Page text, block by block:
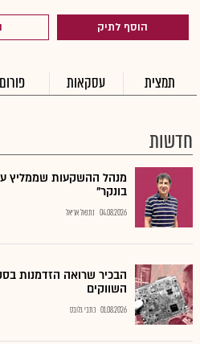
הוסף לתיק
תמצית עסקאות פורום
חדשות
מנהל ההשקעות שממליץ
בונקר"
04.08.2026 נתנאל אריאל
הבכיר שרואה הזדמנות
השווקים
01.08.2026 כתבי גלובס